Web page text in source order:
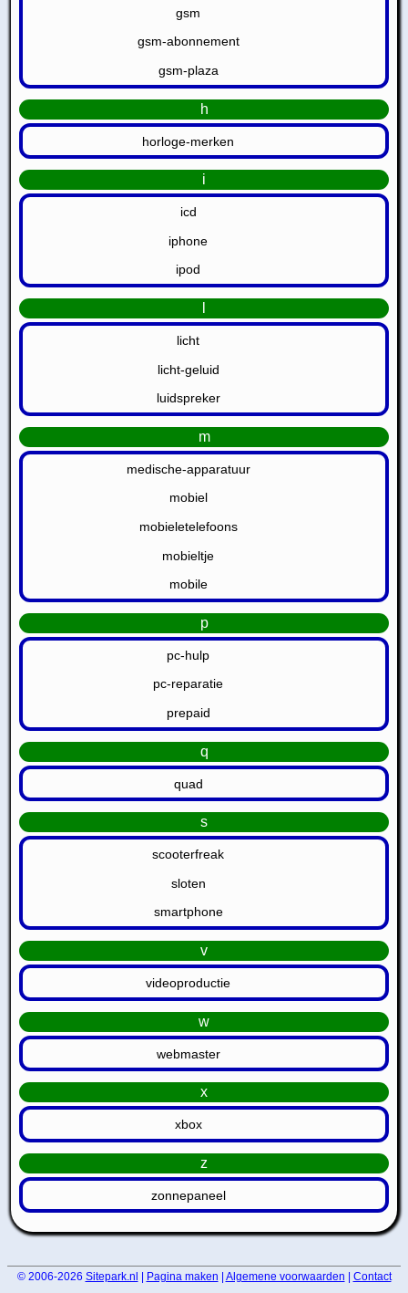
gsm
gsm-abonnement
gsm-plaza
h
horloge-merken
i
icd
iphone
ipod
licht
licht-geluid
luidspreker
m
medische-apparatuur
mobiel
mobieletelefoons
mobieltje
mobile
p
pc-hulp
pc-reparatie
prepaid
q
quad
s
scooterfreak
sloten
smartphone
v
videoproductie
w
webmaster
x
xbox
z
zonnepaneel
© 2006-2026 Sitepark.nl Pagina maken Algemene voorwaarden Contact